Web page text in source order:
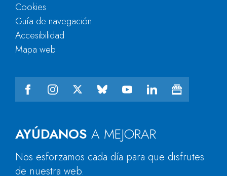
AYÚDANOS A MEJORAR
Nos esforzamos cada día para que disfrutes
de nuestra web.
Cookies
Guía de navegación
Accesibilidad
Mapa web